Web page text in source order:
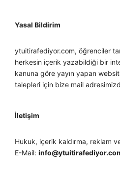
Yasal Bildirim
ytuitirafediyor.com, öğrenciler
herkesin içerik yazabildiği bir
kanuna göre yayın yapan
talepleri için bize mail
İletişim
Hukuk, içerik kaldırma, reklam
E-Mail: